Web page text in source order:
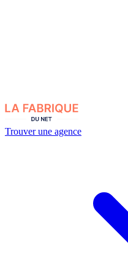
Trouver une agence